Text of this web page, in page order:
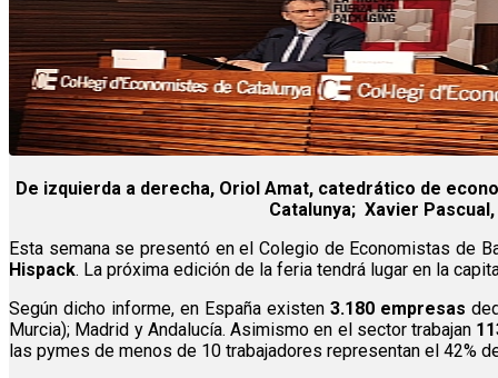
De izquierda a derecha, Oriol Amat, catedrático de
Catalunya; Xavier
Esta semana se presentó en el Colegio de Economistas de
Hispack. La próxima edición de la feria tendrá lugar en la
Según dicho informe, en España existen 3.180 empresas
Murcia); Madrid y Andalucía. Asimismo en el sector trabajan
las pymes de menos de 10 trabajadores representan el 42%